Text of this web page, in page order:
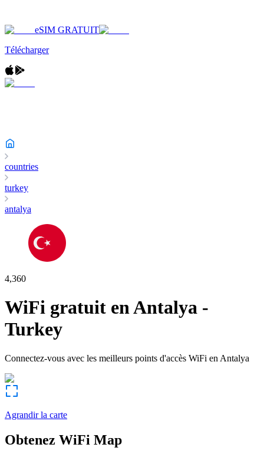
eSIM GRATUIT
Télécharger
countries
turkey
antalya
4,360
WiFi gratuit enAntalya -
Turkey
Connectez-vous avec les meilleurs points d'accès WiFi en Antalya
Agrandir la carte
Obtenez WiFi Map